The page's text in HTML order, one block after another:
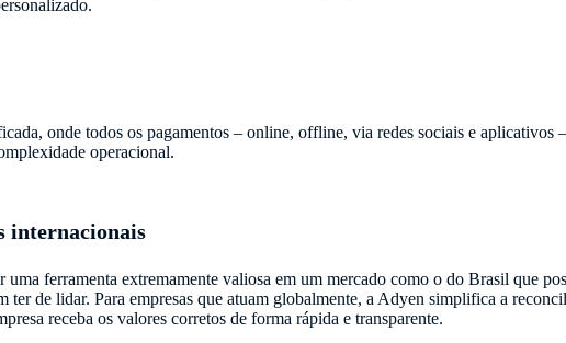
onde todos os pagamentos – online, offline, via redes sociais e aplicativos
operacional.
internacionais
uma ferramenta extremamente valiosa em um mercado como o do Brasil que
ter de lidar. Para empresas que atuam globalmente, a Adyen simplifica a
receba os valores corretos de forma rápida e transparente.